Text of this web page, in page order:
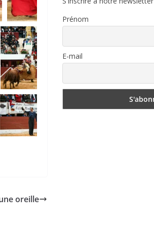
oreille
Prénom
E-mail